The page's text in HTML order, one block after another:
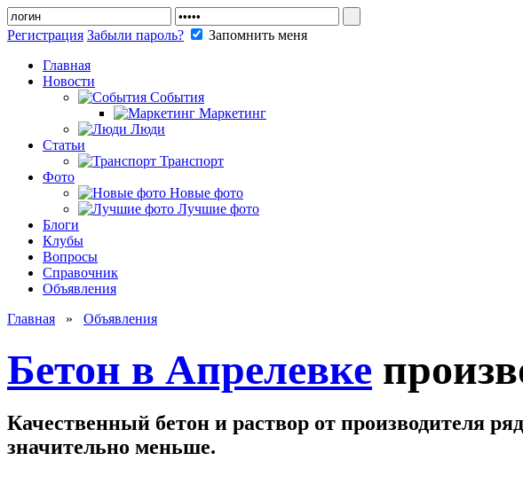
Регистрация Забыли пароль?
Запомнить меня
Главная
Новости
События
Маркетинг
Люди
Статьи
Транспорт
Фото
Новые фото
Лучшие фото
Блоги
Клубы
Вопросы
Справочник
Объявления
Главная » Объявления
Бетон в Апрелевке
Качественный бетон и раствор от производителя
значительно меньше.